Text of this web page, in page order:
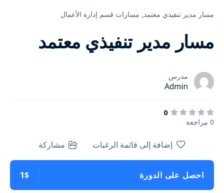
مسار مدير تنفيذي معتمد⸲ مسارات قسم إدارة الأعمال
مسار مدير تنفيذي معتمد
مدرس
Admin
0
0 مراجعة
إضافة إلى قائمة الرغبات مشاركة
احصل على الدورة 1$